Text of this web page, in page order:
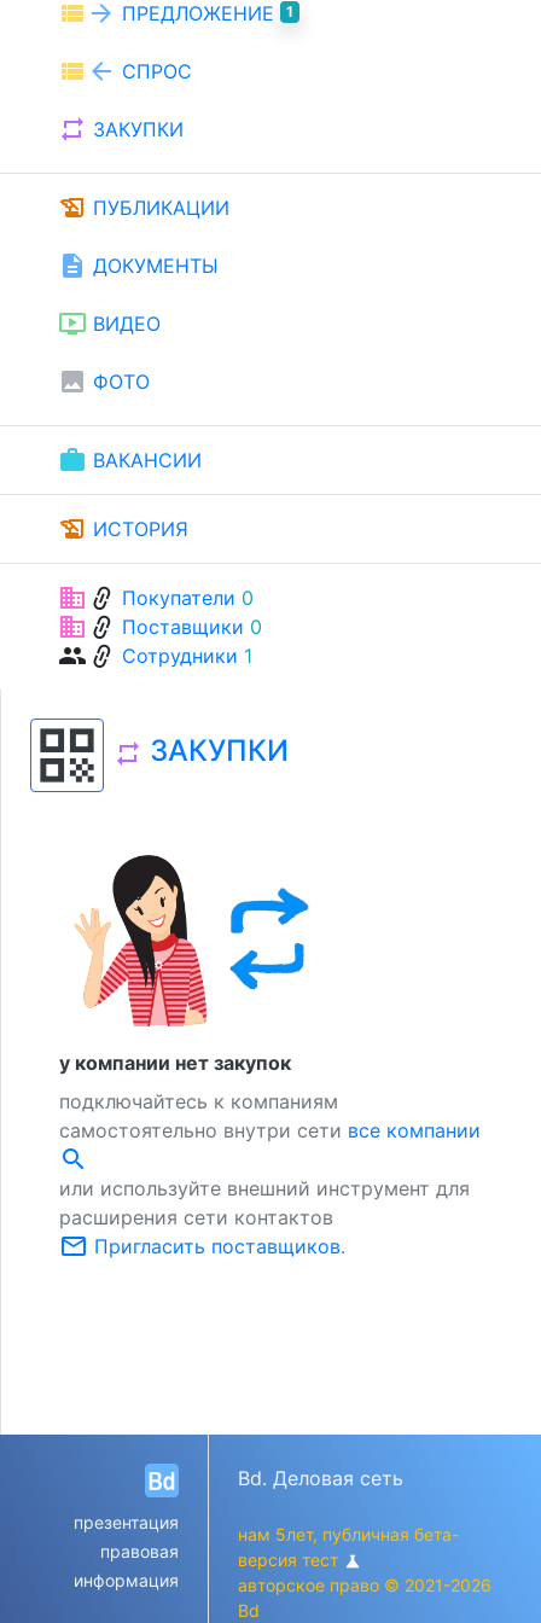
view_list arrow_forward ПРЕДЛОЖЕНИЕ 1
view_list arrow_back СПРОС
repeat ЗАКУПКИ
history_edu ПУБЛИКАЦИИ
description ДОКУМЕНТЫ
ondemand_video ВИДЕО
image ФОТО
work ВАКАНСИИ
history_edu ИСТОРИЯ
businesslink Покупатели 0
businesslink Поставщики 0
grouplink Сотрудники 1
qr_code repeat ЗАКУПКИ
у компании нет закупок
подключайтесь к компаниям
самостоятельно внутри сети все компании
search
или используйте внешний инструмент для
расширения сети контактов
mail_outline Пригласить поставщиков.
презентация
правовая
информация
Bd. Деловая сеть
нам 5лет, публичная бета-
версия тест science
авторское право © 2021-2026
Bd